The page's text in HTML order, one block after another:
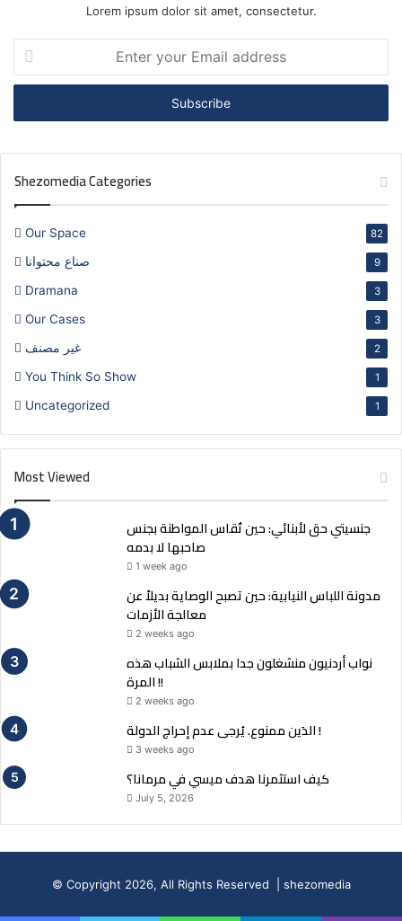
Lorem ipsum dolor sit amet, consectetur.
your
Email
Shezomedia Categories
Our Space 82
صناع محتوانا 9
Dramana 3
Our Cases 3
غير مصنف 2
You Think So Show 1
Uncategorized 1
Most Viewed
جنسيتي حق لأبنائي: حين تُقاس المواطنة بجنس
صاحبها لا بدمه
1 week ago
مدونة اللباس النيابية: حين تصبح الوصاية بديلاً عن
معالجة الأزمات
2 weeks ago
نواب أردنيون منشغلون جدا بملابس الشباب هذه
المرة !!
2 weeks ago
الدَين ممنوع. يُرجى عدم إحراج الدولة !
3 weeks ago
كيف استثمرنا هدف ميسي في مرمانا؟
July 5, 2026
© Copyright 2026, All Rights Reserved | shezomedia